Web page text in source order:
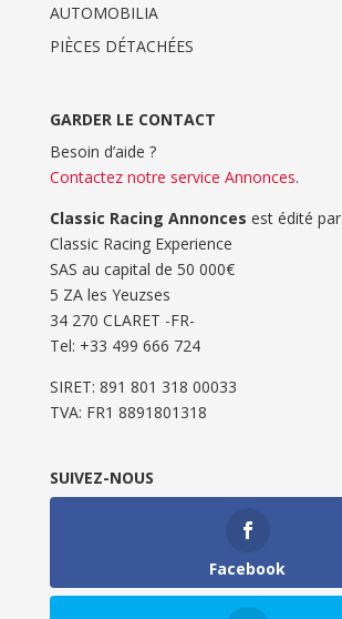
AUTOMOBILIA
PIÈCES DÉTACHÉES
GARDER LE CONTACT
Besoin d’aide ?
Contactez notre service Annonces.
Classic Racing Annonces est édité par
Classic Racing Experience
SAS au capital de 50 000€
5 ZA les Yeuzses
34 270 CLARET -FR-
Tel: ‭+33 499 666 724‬
SIRET: 891 801 318 00033
TVA: FR1 8891801318
SUIVEZ-NOUS
Facebook